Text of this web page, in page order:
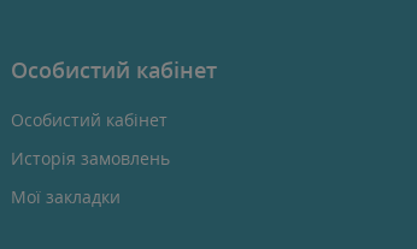
Особистий кабінет
Особистий кабінет
Исторія замовлень
Мої закладки